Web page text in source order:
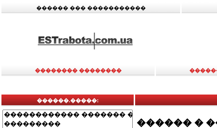
������ ��� �����������
�������� ��������
������.�����:
������ �